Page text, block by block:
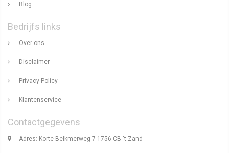
Blog
Bedrijfs links
Over ons
Disclaimer
Privacy Policy
Klantenservice
Contactgegevens
Adres: Korte Belkmerweg 7 1756 CB 't Zand